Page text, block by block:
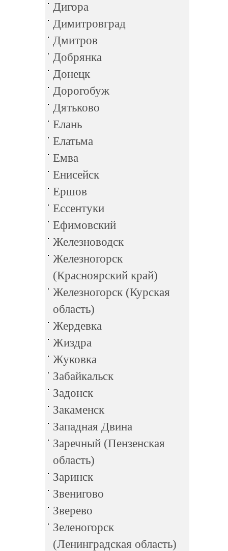
Дигора
Димитровград
Дмитров
Добрянка
Донецк
Дорогобуж
Дятьково
Елань
Елатьма
Емва
Енисейск
Ершов
Ессентуки
Ефимовский
Железноводск
Железногорск
(Красноярский край)
Железногорск (Курская
область)
Жердевка
Жиздра
Жуковка
Забайкальск
Задонск
Закаменск
Западная Двина
Заречный (Пензенская
область)
Заринск
Звенигово
Зверево
Зеленогорск
(Ленинградская область)